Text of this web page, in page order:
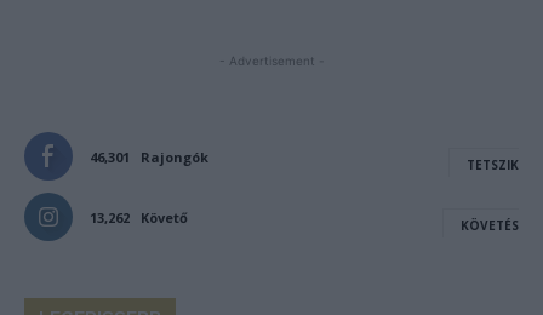
- Advertisement -
46,301 Rajongók TETSZIK
13,262 Követő KÖVETÉS